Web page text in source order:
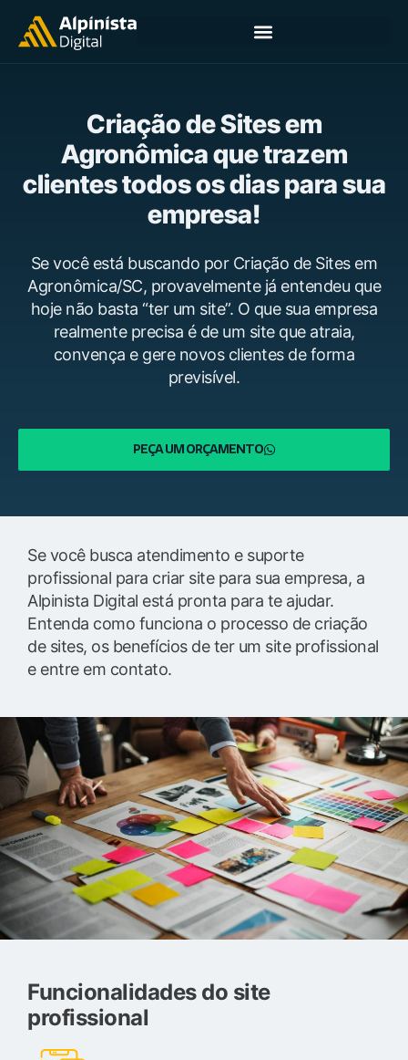
Criação de Sites em
Agronômica que trazem
clientes todos os dias para sua
empresa!
Se você está buscando por Criação de Sites em
Agronômica/SC, provavelmente já entendeu que
hoje não basta “ter um site”. O que sua empresa
realmente precisa é de um site que atraia,
convença e gere novos clientes de forma
previsível.
PEÇA UM ORÇAMENTO
Se você busca atendimento e suporte
profissional para criar site para sua empresa, a
Alpinista Digital está pronta para te ajudar.
Entenda como funciona o processo de criação
de sites, os benefícios de ter um site profissional
e entre em contato.
Funcionalidades do site
profissional